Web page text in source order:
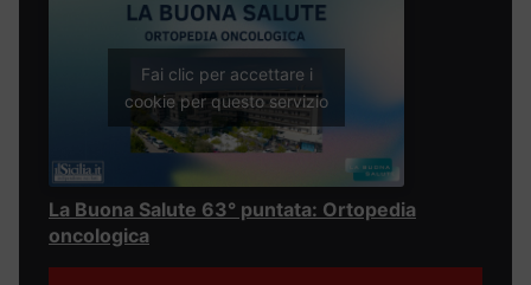
Fai clic per accettare i
cookie per questo servizio
La Buona Salute 63° puntata: Ortopedia
oncologica